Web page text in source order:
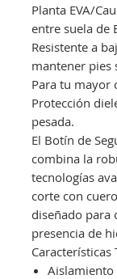
Planta EVA/
entre suela de
Resistente a
mantener pies
Para tu mayor
Protección
pesada.
El Botín de
combina la
tecnologías
corte con
diseñado para
presencia de
Características
Aislamiento